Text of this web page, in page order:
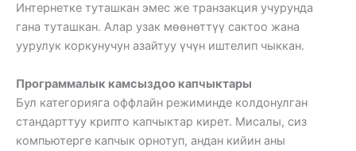
Интернетке туташкан эмес же транзакция учурунда
гана туташкан. Алар узак мөөнөттүү сактоо жана
уурулук коркунучун азайтуу үчүн иштелип чыккан.
Программалык камсыздоо капчыктары
Бул категорияга оффлайн режиминде колдонулган
стандарттуу крипто капчыктар кирет. Мисалы, сиз
компьютерге капчык орнотуп, андан кийин аны